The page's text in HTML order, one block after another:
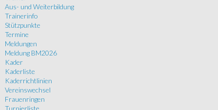
Aus- und Weiterbildung
Trainerinfo
Stützpunkte
Termine
Meldungen
Meldung BM2026
Kader
Kaderliste
Kaderrichtlinien
Vereinswechsel
Frauenringen
Turnierliste